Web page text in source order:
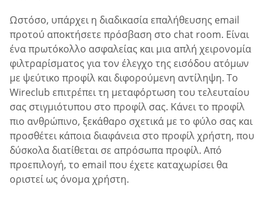
Ωστόσο, υπάρχει η διαδικασία επαλήθευσης email
προτού αποκτήσετε πρόσβαση στο chat room. Είναι
ένα πρωτόκολλο ασφαλείας και μια απλή χειρονομία
φιλτραρίσματος για τον έλεγχο της εισόδου ατόμων
με ψεύτικο προφίλ και διφορούμενη αντίληψη. Το
Wireclub επιτρέπει τη μεταφόρτωση του τελευταίου
σας στιγμιότυπου στο προφίλ σας. Κάνει το προφίλ
πιο ανθρώπινο, ξεκάθαρο σχετικά με το φύλο σας και
προσθέτει κάποια διαφάνεια στο προφίλ χρήστη, που
δύσκολα διατίθεται σε απρόσωπα προφίλ. Από
προεπιλογή, το email που έχετε καταχωρίσει θα
οριστεί ως όνομα χρήστη.